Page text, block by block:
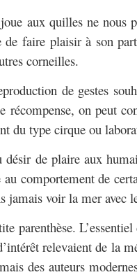
aux quilles ne nous
de faire plaisir à son
corneilles.
de gestes
récompense, on peut
du type cirque ou
désir de plaire aux
comportement de
jamais voir la mer avec
parenthèse.
relevaient de la
des auteurs